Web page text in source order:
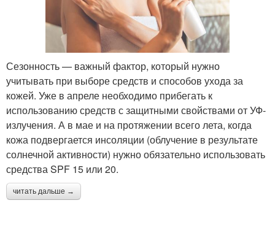
Сезонность — важный фактор, который нужно
учитывать при выборе средств и способов ухода за
кожей. Уже в апреле необходимо прибегать к
использованию средств с защитными свойствами от УФ-
излучения. А в мае и на протяжении всего лета, когда
кожа подвергается инсоляции (облучение в результате
солнечной активности) нужно обязательно использовать
средства SPF 15 или 20.
читать дальше →